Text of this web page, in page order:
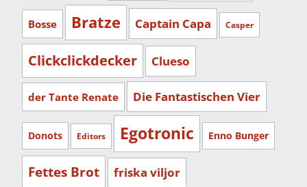
Bosse Bratze Captain Capa Casper
Clickclickdecker Clueso
der Tante Renate Die Fantastischen Vier
Donots Editors Egotronic Enno Bunger
Fettes Brot friska viljor